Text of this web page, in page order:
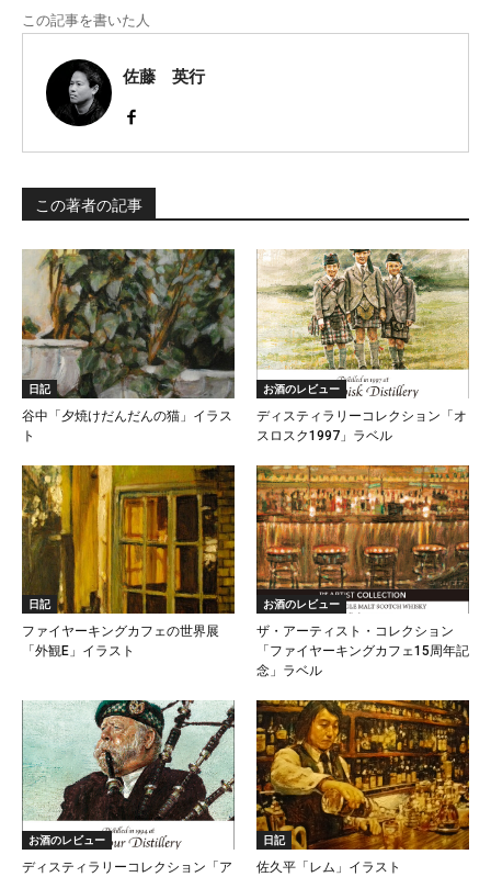
この記事を書いた人
佐藤 英行
この著者の記事
日記
谷中「夕焼けだんだんの猫」イラス
ト
お酒のレビュー
ディスティラリーコレクション「オ
スロスク1997」ラベル
日記
ファイヤーキングカフェの世界展
「外観E」イラスト
お酒のレビュー
ザ・アーティスト・コレクション
「ファイヤーキングカフェ15周年記
念」ラベル
お酒のレビュー
ディスティラリーコレクション「ア
日記
佐久平「レム」イラスト